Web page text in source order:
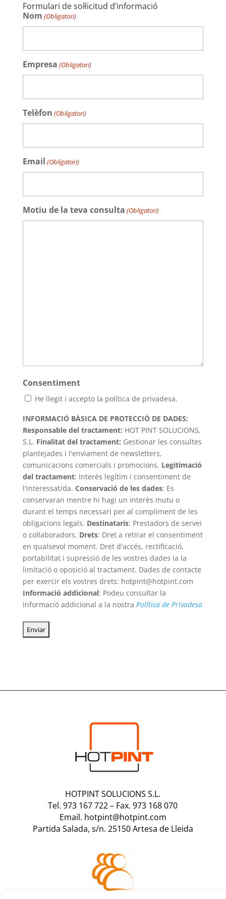
Formulari de sol·licitud d’informació
Nom (Obligatori)
Empresa (Obligatori)
Telèfon (Obligatori)
Email (Obligatori)
Motiu de la teva consulta (Obligatori)
Consentiment
He llegit i accepto la política de privadesa.
INFORMACIÓ BÀSICA DE PROTECCIÓ DE DADES:
Responsable del tractament: HOT PINT SOLUCIONS,
S.L. Finalitat del tractament: Gestionar les consultes
plantejades i l'enviament de newsletters,
comunicacions comercials i promocions. Legitimació
del tractament: Interès legítim i consentiment de
l'interessat/da. Conservació de les dades: Es
conservaran mentre hi hagi un interès mutu o
durant el temps necessari per al compliment de les
obligacions legals. Destinataris: Prestadors de servei
o col·laboradors. Drets: Dret a retirar el consentiment
en qualsevol moment. Dret d'accés, rectificació,
portabilitat i supressió de les vostres dades ia la
limitació o oposició al tractament. Dades de contacte
per exercir els vostres drets: hotpint@hotpint.com
Informació addicional: Podeu consultar la
informació addicional a la nostra Política de Privadesa
HOTPINT SOLUCIONS S.L.
Tel. 973 167 722– Fax. 973 168 070
Email. hotpint@hotpint.com
Partida Salada, s/n. 25150 Artesa de Lleida